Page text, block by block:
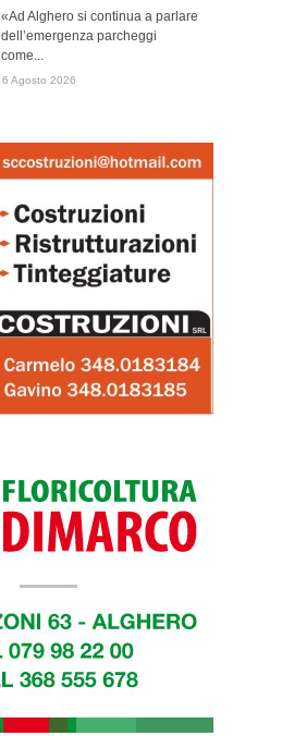
«Ad Alghero si continua a parlare
dell’emergenza parcheggi
come...
6 Agosto 2026